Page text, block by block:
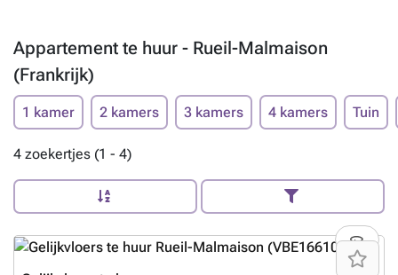
Appartement te huur - Rueil-Malmaison
(Frankrijk)
1 kamer 2 kamers 3 kamers 4 kamers Tuin
4 zoekertjes (1 - 4)